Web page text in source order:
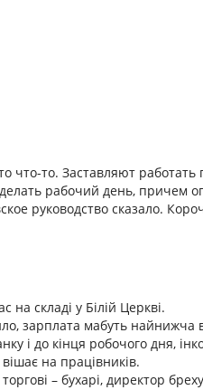
что-то. Заставляют
рабочий день, причем
руководство сказало.
складі у Білій Церкві.
зарплата мабуть найнижча в
і до кінця робочого дня,
на працівників.
– бухарі, директор